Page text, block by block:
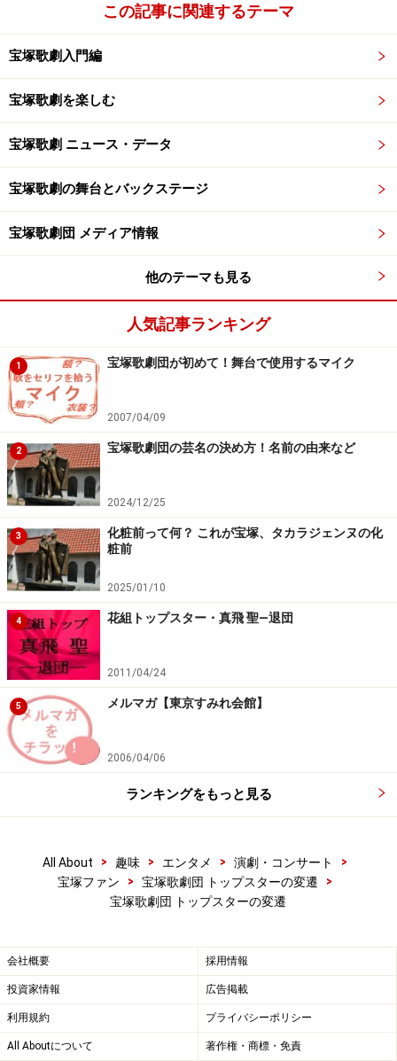
この記事に関連するテーマ
宝塚歌劇入門編
宝塚歌劇を楽しむ
宝塚歌劇 ニュース・データ
宝塚歌劇の舞台とバックステージ
宝塚歌劇団 メディア情報
他のテーマも見る
人気記事ランキング
1 宝塚歌劇団が初めて！舞台で使用するマイク
2007/04/09
2 宝塚歌劇団の芸名の決め方！名前の由来など
2024/12/25
3
化粧前って何？ これが宝塚、タカラジェンヌの化
粧前
2025/01/10
4 花組トップスター・真飛 聖―退団
2011/04/24
5 メルマガ【東京すみれ会館】
2006/04/06
ランキングをもっと見る
All About > 趣味 > エンタメ > 演劇・コンサート
>
宝塚ファン
> 宝塚歌劇団 トップスターの変遷
>
宝塚歌劇団 トップスターの変遷
会社概要 採用情報
投資家情報 広告掲載
利用規約 プライバシーポリシー
All Aboutについて 著作権・商標・免責